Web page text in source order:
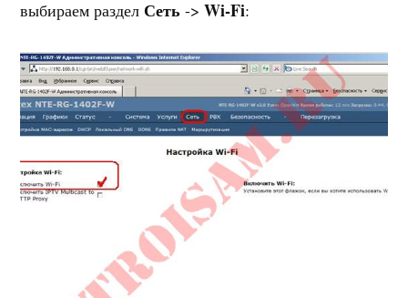
выбираем раздел Сеть ->Wi-Fi: